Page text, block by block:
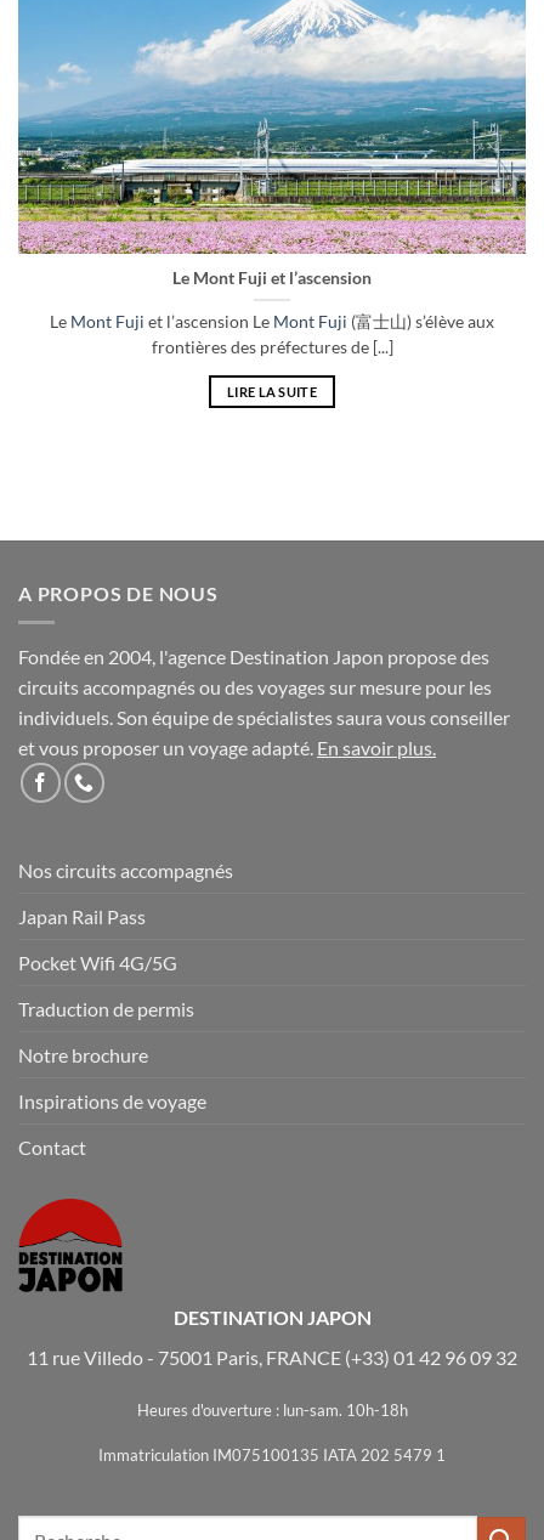
Le Mont Fuji et l’ascension
Le Mont Fuji et l’ascension Le Mont Fuji (富士山) s’élève aux
frontières des préfectures de [...]
LIRE LA SUITE
A PROPOS DE NOUS
Fondée en 2004, l'agence Destination Japon propose des
circuits accompagnés ou des voyages sur mesure pour les
individuels. Son équipe de spécialistes saura vous conseiller
et vous proposer un voyage adapté. En savoir plus.
Nos circuits accompagnés
Japan Rail Pass
Pocket Wifi 4G/5G
Traduction de permis
Notre brochure
Inspirations de voyage
Contact
DESTINATION JAPON
11 rue Villedo - 75001 Paris, FRANCE (+33) 01 42 96 09 32
Heures d'ouverture : lun-sam. 10h-18h
Immatriculation IM075100135 IATA 202 5479 1